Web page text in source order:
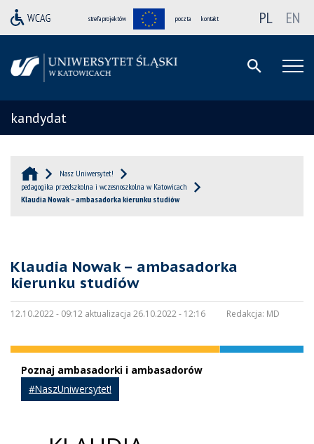
strefa projektów poczta kontakt PL EN
kandydat
Nasz Uniwersytet!
pedagogika przedszkolna i wczesnoszkolna w Katowicach
Klaudia Nowak – ambasadorka kierunku studiów
Klaudia Nowak – ambasadorka
kierunku studiów
12.10.2022 - 09:12 aktualizacja 26.10.2022 - 12:16 Redakcja: MD
Poznaj ambasadorki i ambasadorów
#NaszUniwersytet!